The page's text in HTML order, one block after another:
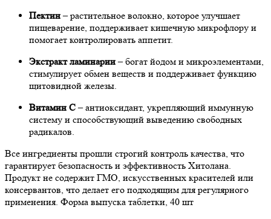
Пектин– растительное волокно, которое улучшает
пищеварение, поддерживает кишечную микрофлору и
помогает контролировать аппетит.
Экстракт ламинарии– богат йодом и микроэлементами,
стимулирует обмен веществ и поддерживает функцию
щитовидной железы.
Витамин С– антиоксидант, укрепляющий иммунную
систему и способствующий выведению свободных
радикалов.
Все ингредиенты прошли строгий контроль качества, что
гарантирует безопасность и эффективность Хитолана.
Продукт не содержит ГМО, искусственных красителей или
консервантов, что делает его подходящим для регулярного
применения. Форма выпуска таблетки, 40 шт